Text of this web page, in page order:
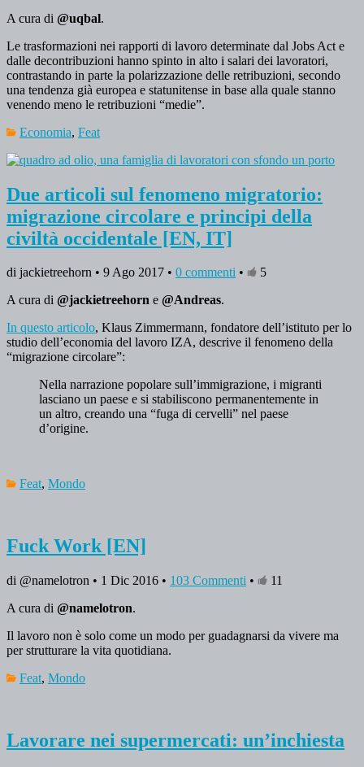
A cura di @uqbal.
Le trasformazioni nei rapporti di lavoro determinate dal Jobs Act e
dalle decontribuzioni hanno spinto in alto i salari dei lavoratori,
contrastando in parte la polarizzazione delle retribuzioni, secondo
una tendenza già europea e statunitense in base alla quale stanno
venendo meno le retribuzioni “medie”.
Economia, Feat
Due articoli sul fenomeno migratorio:
migrazione circolare e principi della
civiltà occidentale [EN, IT]
di jackietreehorn • 9 Ago 2017 • 0 commenti •
5
A cura di @jackietreehorn e @Andreas.
In questo articolo, Klaus Zimmermann, fondatore dell’istituto per lo
studio dell’economia del lavoro IZA, descrive il fenomeno della
“migrazione circolare”:
Nella narrazione popolare sull’immigrazione, i migranti
lasciano un paese e si stabiliscono permanentemente in
un altro, creando una “fuga di cervelli” nel paese
d’origine.
Feat, Mondo
Fuck Work [EN]
di @namelotron • 1 Dic 2016 • 103 Commenti •
11
A cura di @namelotron.
Il lavoro non è solo come un modo per guadagnarsi da vivere ma
per strutturare la vita quotidiana.
Feat, Mondo
Lavorare nei supermercati: un’inchiesta